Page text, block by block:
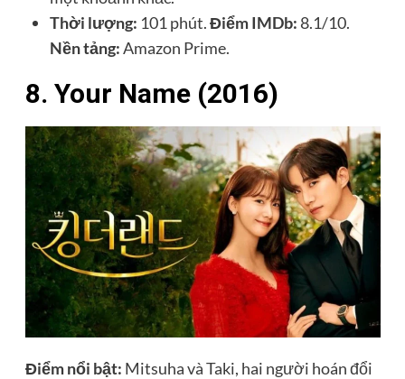
Thời lượng: 101 phút.Điểm IMDb: 8.1/10.
Nền tảng:Amazon Prime.
8. Your Name (2016)
Điểm nổi bật: Mitsuha và Taki, hai người hoán đổi